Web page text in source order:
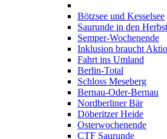
Bötzsee und Kesselsee
Saurunde in den Herbst
Semper-Wochenende
Inklusion braucht
Fahrt ins Umland
Berlin-Total
Schloss Meseberg
Bernau-Oder-Bernau
Nordberliner Bär
Döberitzer Heide
Osterwochenende
CTF Saurunde